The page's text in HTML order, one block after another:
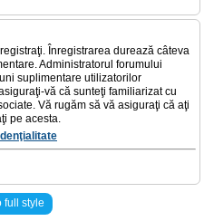
Înregistrarea durează câteva
Administratorul forumului
suplimentare utilizatorilor
vă că sunteţi familiarizat cu
Vă rugăm să vă asiguraţi că aţi
pe acesta.
full style